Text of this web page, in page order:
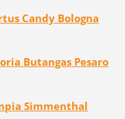
Candy Bologna
Butangas Pesaro
Simmenthal